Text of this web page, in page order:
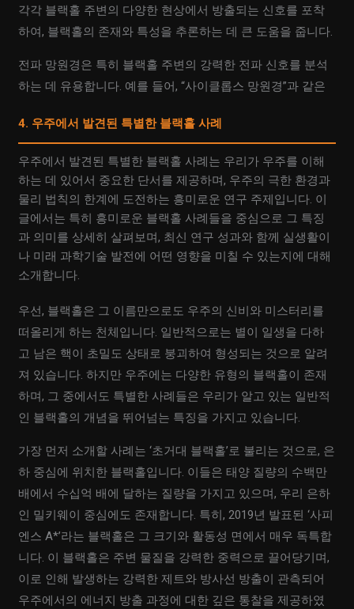
각각 블랙홀 주변의 다양한 현상에서 방출되는 신호를 포착
하여, 블랙홀의 존재와 특성을 추론하는 데 큰 도움을 줍니다.
전파 망원경은 특히 블랙홀 주변의 강력한 전파 신호를 분석
하는 데 유용합니다. 예를 들어, “사이클롭스 망원경”과 같은
4. 우주에서 발견된 특별한 블랙홀 사례
우주에서 발견된 특별한 블랙홀 사례는 우리가 우주를 이해
하는 데 있어서 중요한 단서를 제공하며, 우주의 극한 환경과
물리 법칙의 한계에 도전하는 흥미로운 연구 주제입니다. 이
글에서는 특히 흥미로운 블랙홀 사례들을 중심으로 그 특징
과 의미를 상세히 살펴보며, 최신 연구 성과와 함께 실생활이
나 미래 과학기술 발전에 어떤 영향을 미칠 수 있는지에 대해
소개합니다.
우선, 블랙홀은 그 이름만으로도 우주의 신비와 미스터리를
떠올리게 하는 천체입니다. 일반적으로는 별이 일생을 다하
고 남은 핵이 초밀도 상태로 붕괴하여 형성되는 것으로 알려
져 있습니다. 하지만 우주에는 다양한 유형의 블랙홀이 존재
하며, 그 중에서도 특별한 사례들은 우리가 알고 있는 일반적
인 블랙홀의 개념을 뛰어넘는 특징을 가지고 있습니다.
가장 먼저 소개할 사례는 ‘초거대 블랙홀’로 불리는 것으로, 은
하 중심에 위치한 블랙홀입니다. 이들은 태양 질량의 수백만
배에서 수십억 배에 달하는 질량을 가지고 있으며, 우리 은하
인 밀키웨이 중심에도 존재합니다. 특히, 2019년 발표된 ‘사피
엔스 A*’라는 블랙홀은 그 크기와 활동성 면에서 매우 독특합
니다. 이 블랙홀은 주변 물질을 강력한 중력으로 끌어당기며,
이로 인해 발생하는 강력한 제트와 방사선 방출이 관측되어
우주에서의 에너지 방출 과정에 대한 깊은 통찰을 제공하였